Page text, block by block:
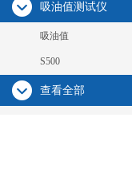
吸油值测试仪
吸油值
S500
查看全部